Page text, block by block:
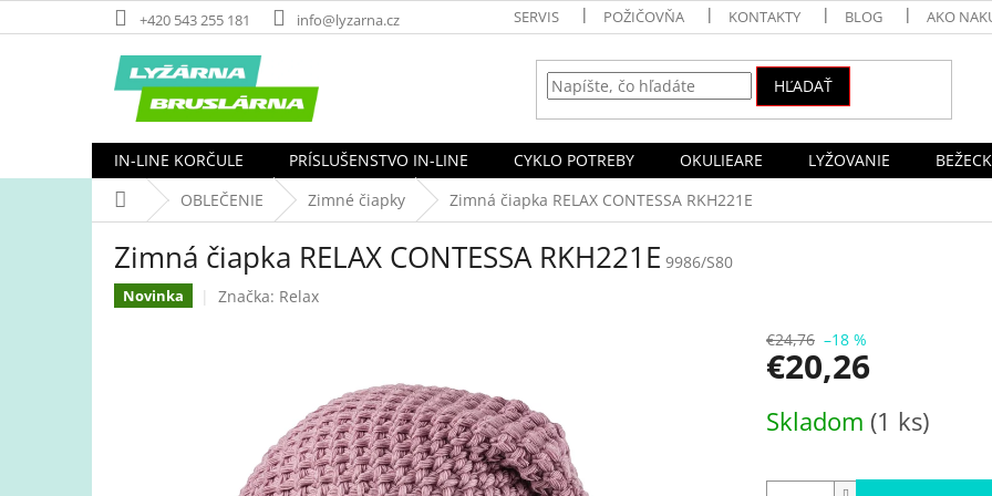
na
+420 543 255 181 info@lyzarna.cz SERVIS POŽIČOVŇA KONTAKTY BLOG AKO
HĽADAŤ
IN-LINE KORČULE PRÍSLUŠENSTVO IN-LINE CYKLO POTREBY OKULIEARE LYŽOVANIE
DomovOBLEČENIE Zimné čiapky Zimná čiapka RELAX CONTESSA RKH221E
Zimná čiapka RELAX CONTESSA RKH221E 9986/S80
Novinka Značka: Relax
€24,76 –18 %
€20,26
cena:
Skladom (1 ks)